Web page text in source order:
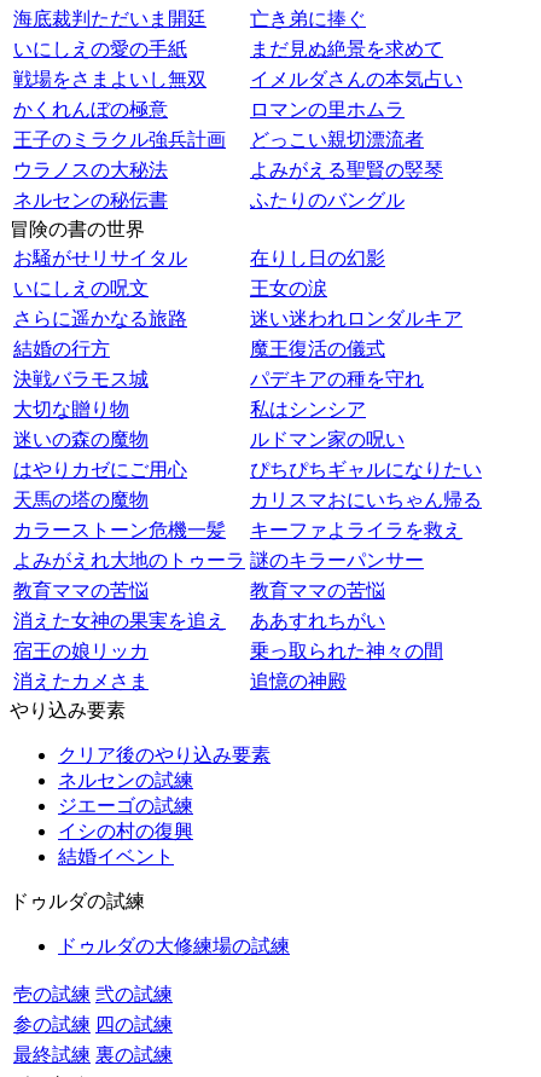
海底裁判ただいま開廷
亡き弟に捧ぐ
いにしえの愛の手紙
まだ見ぬ絶景を求めて
戦場をさまよいし無双
イメルダさんの本気占い
かくれんぼの極意
ロマンの里ホムラ
王子のミラクル強兵計画
どっこい親切漂流者
ウラノスの大秘法
よみがえる聖賢の竪琴
ネルセンの秘伝書
ふたりのバングル
冒険の書の世界
お騒がせリサイタル
在りし日の幻影
いにしえの呪文
王女の涙
さらに遥かなる旅路
迷い迷われロンダルキア
結婚の行方
魔王復活の儀式
決戦バラモス城
パデキアの種を守れ
大切な贈り物
私はシンシア
迷いの森の魔物
ルドマン家の呪い
はやりカゼにご用心
ぴちぴちギャルになりたい
天馬の塔の魔物
カリスマおにいちゃん帰る
カラーストーン危機一髪
キーファよライラを救え
よみがえれ大地のトゥーラ 謎のキラーパンサー
教育ママの苦悩
教育ママの苦悩
消えた女神の果実を追え
ああすれちがい
宿王の娘リッカ
乗っ取られた神々の間
消えたカメさま
追憶の神殿
やり込み要素
クリア後のやり込み要素
ネルセンの試練
ジエーゴの試練
イシの村の復興
結婚イベント
ドゥルダの試練
ドゥルダの大修練場の試練
壱の試練 弐の試練
参の試練 四の試練
最終試練 裏の試練